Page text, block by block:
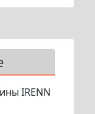
IRENN